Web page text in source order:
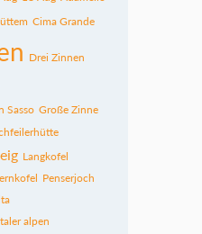
Cima Grande
Drei Zinnen
Sasso Große Zinne
Langkofel
Penserjoch
alpen